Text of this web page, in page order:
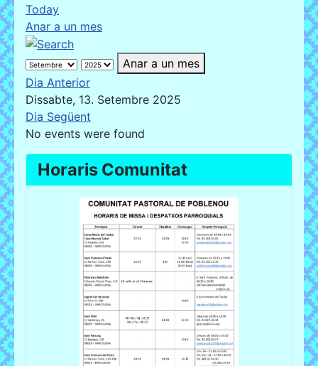
Today
Anar a un mes
Anar a un mes
Dia Anterior
Dissabte, 13. Setembre 2025
Dia Següent
No events were found
Horaris Comunitat